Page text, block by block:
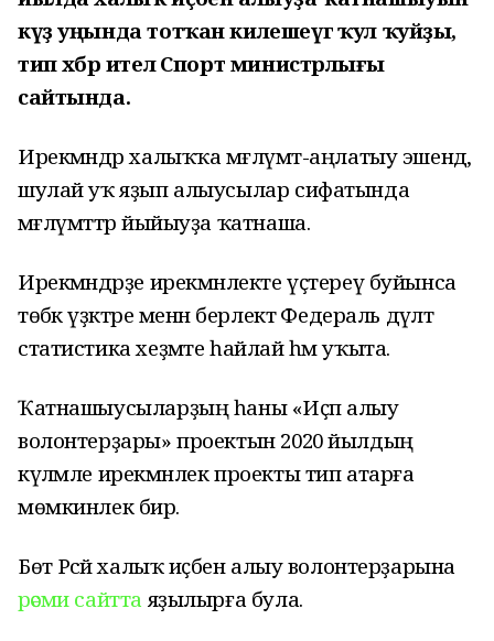
күҙ уңында тотҡан килешеүгә ҡул ҡуйҙы,
тип хәбәр ителә Спорт министрлығы
сайтында.
Ирекмәндәр халыҡҡа мәғлүмәт-аңлатыу эшендә,
шулай уҡ яҙып алыусылар сифатында
мәғлүмәттәр йыйыуҙа ҡатнаша.
Ирекмәндәрҙе ирекмәнлекте үҫтереү буйынса
төбәк үҙәктәре менән берлектә Федераль дәүләт
статистика хеҙмәте һайлай һәм уҡыта.
Ҡатнашыусыларҙың һаны «Иҫәп алыу
волонтерҙары» проектын 2020 йылдың
күләмле ирекмәнлек проекты тип атарға
мөмкинлек бирә.
Бөтә Рәсәй халыҡ иҫәбен алыу волонтерҙарына
рәсми сайтта яҙылырға була.